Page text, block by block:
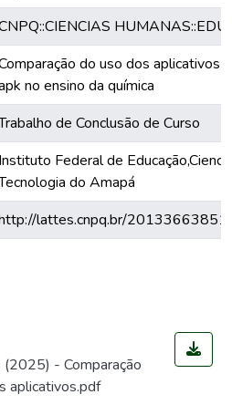
do uso dos aplicativos
no ensino da química
de Conclusão de Curso
Instituto Federal de
do Amapá
lattes.cnpq.br/
(2025) - Comparação
aplicativos.pdf